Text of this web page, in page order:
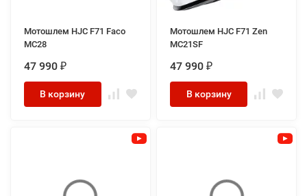
Мотошлем HJC F71 Faco
MC28
47 990 ₽
В корзину
Мотошлем HJC F71 Zen
MC21SF
47 990 ₽
В корзину